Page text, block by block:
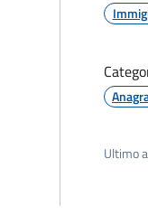
Ultimo